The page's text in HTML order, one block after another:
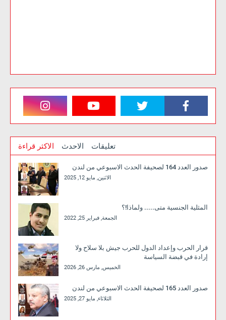
الاكثر قراءة الاحدث تعليقات
صدور العدد 164 لصحيفة الحدث الاسبوعي من لندن
الاثنين, مايو 12, 2025
المثلية الجنسية متى..... ولماذا!؟
الجمعة, فبراير 25, 2022
قرار الحرب وإعداد الدول للحرب جيش بلا سلاح ولا
إرادة في قبضة السياسة
الخميس, مارس 26, 2026
صدور العدد 165 لصحيفة الحدث الاسبوعي من لندن
الثلاثاء, مايو 27, 2025